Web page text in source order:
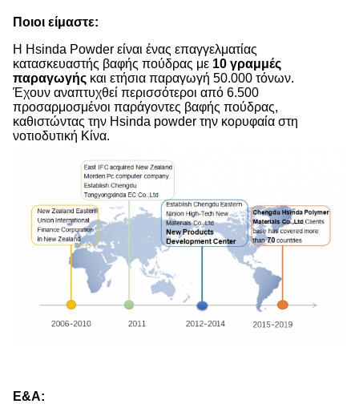
Ποιοι είμαστε:
Η Hsinda Powder είναι ένας επαγγελματίας
κατασκευαστής βαφής πούδρας με 10 γραμμές
παραγωγής και ετήσια παραγωγή 50.000 τόνων.
Έχουν αναπτυχθεί περισσότεροι από 6.500
προσαρμοσμένοι παράγοντες βαφής πούδρας,
καθιστώντας την Hsinda powder την κορυφαία στη
νοτιοδυτική Κίνα.
Ε&Α: